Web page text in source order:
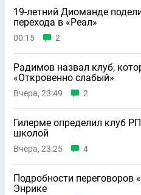
19-летний Диоманде
перехода в «Реал»
00:15 2
Радимов назвал клуб,
«Откровенно слабый»
Вчера, 23:49 2
Гилерме определил клуб
школой
Вчера, 23:25 4
Подробности переговоров
Энрике